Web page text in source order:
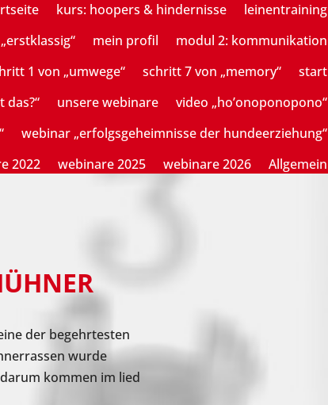
kurs: hoopers & hindernisse
leinentraining
mein profil
modul 2: kommunikation
1 von „umwege“ schritt 7 von „memory“
start
das?“ unsere webinare
video „ho’onoponopono“
webinar „erfolgsgeheimnisse der hundeerziehung“
2022 webinare 2025 webinare 2026 Allgemein
der begehrtesten
wurde
kommen im lied